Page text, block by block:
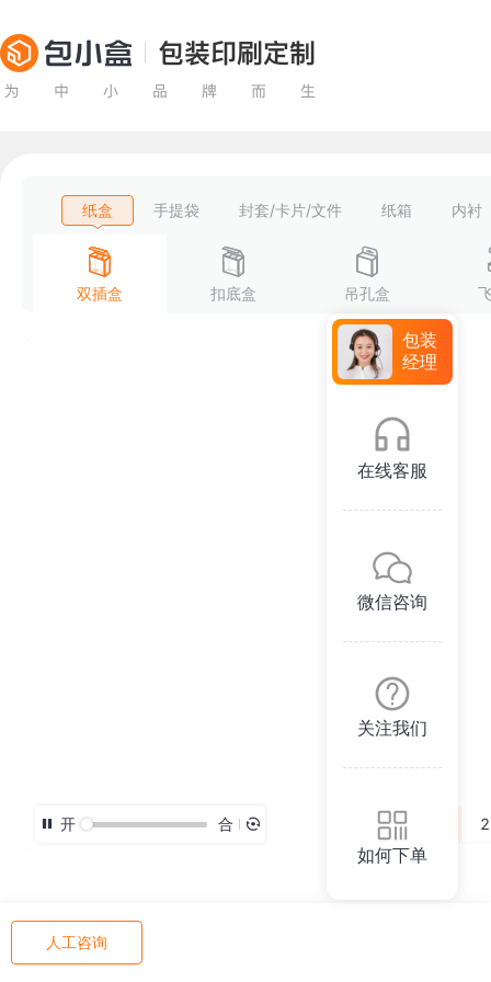
纸盒 手提袋 封套/卡片/文件 纸箱 内衬
双插盒 扣底盒 吊孔盒
开 合
人工咨询
包装
经理
在线客服
微信咨询
关注我们
如何下单